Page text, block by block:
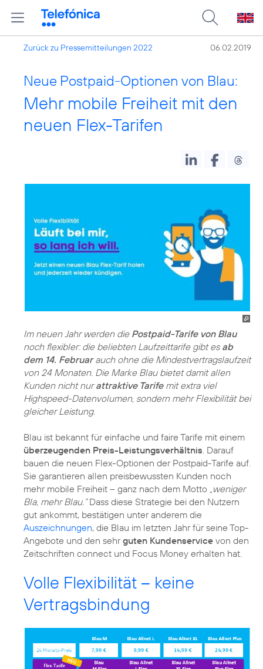
Zurück zu Pressemitteilungen 2022 06.02.2019
Neue Postpaid-Optionen von Blau:
Mehr mobile Freiheit mit den
neuen Flex-Tarifen
Im neuen Jahr werden die Postpaid-Tarife von Blau
noch flexibler: die beliebten Laufzeittarife gibt es ab
dem 14. Februarauch ohne die Mindestvertragslaufzeit
von 24 Monaten. Die Marke Blau bietet damit allen
Kunden nicht nurattraktive Tarifemit extra viel
Highspeed-Datenvolumen, sondern mehr Flexibilität bei
gleicher Leistung.
Blau ist bekannt für einfache und faire Tarife mit einem
überzeugenden Preis-Leistungsverhältnis . Darauf
bauen die neuen Flex-Optionen der Postpaid-Tarife auf.
Sie garantieren allen preisbewussten Kunden noch
mehr mobile Freiheit – ganz nach dem Motto „weniger
Bla, mehr Blau.“Dass diese Strategie bei den Nutzern
gut ankommt, bestätigen unter anderem die
Auszeichnungen, die Blau im letzten Jahr für seine Top-
Angebote und den sehrguten Kundenservice von den
Zeitschriften connect und Focus Money erhalten hat.
Volle Flexibilität – keine
Vertragsbindung